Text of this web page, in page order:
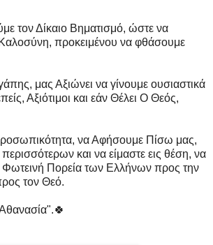
τον Δίκαιο Βηματισμό, ώστε να
προκειμένου να φθάσουμε
μας Αξιώνει να γίνουμε ουσιαστικά
Αξιότιμοι και εάν Θέλει Ο Θεός,
να Αφήσουμε Πίσω μας,
και να είμαστε εις θέση, να
Φωτεινή Πορεία των Ελλήνων προς την
τον Θεό.